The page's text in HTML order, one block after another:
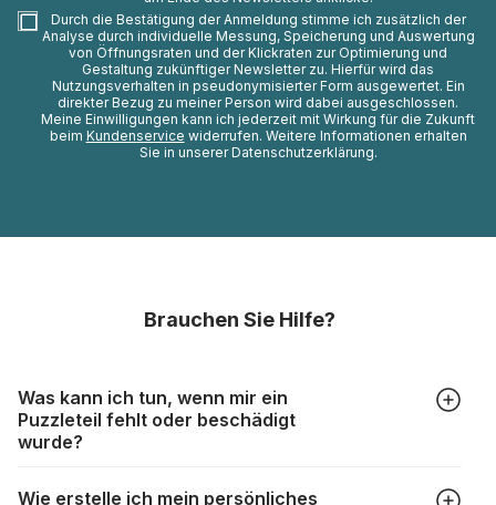
Durch die Bestätigung der Anmeldung stimme ich zusätzlich der
Analyse durch individuelle Messung, Speicherung und Auswertung
von Öffnungsraten und der Klickraten zur Optimierung und
Gestaltung zukünftiger Newsletter zu. Hierfür wird das
Nutzungsverhalten in pseudonymisierter Form ausgewertet. Ein
direkter Bezug zu meiner Person wird dabei ausgeschlossen.
Meine Einwilligungen kann ich jederzeit mit Wirkung für die Zukunft
beim Kundenservice widerrufen. Weitere Informationen erhalten
Sie in unserer Datenschutzerklärung.
Brauchen Sie Hilfe?
Was kann ich tun, wenn mir ein
Puzzleteil fehlt oder beschädigt
wurde?
Wie erstelle ich mein persönliches